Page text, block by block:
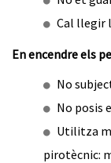
Cal llegir
En encendre els
No
No posis
Utilitza
pirotècnic: